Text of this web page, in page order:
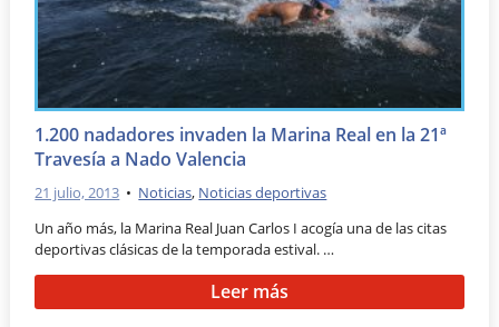
1.200 nadadores invaden la Marina Real en la 21ª
Travesía a Nado Valencia
21 julio, 2013 • Noticias, Noticias deportivas
Un año más, la Marina Real Juan Carlos I acogía una de las citas
deportivas clásicas de la temporada estival. …
Leer más